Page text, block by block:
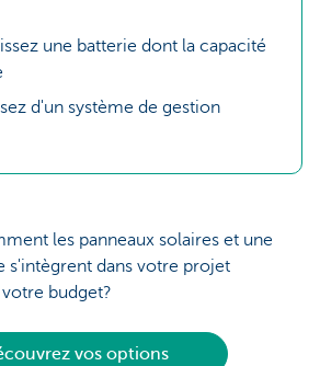
une batterie dont la capacité
d'un système de gestion
les panneaux solaires et une
s'intègrent dans votre projet
budget?
vos options